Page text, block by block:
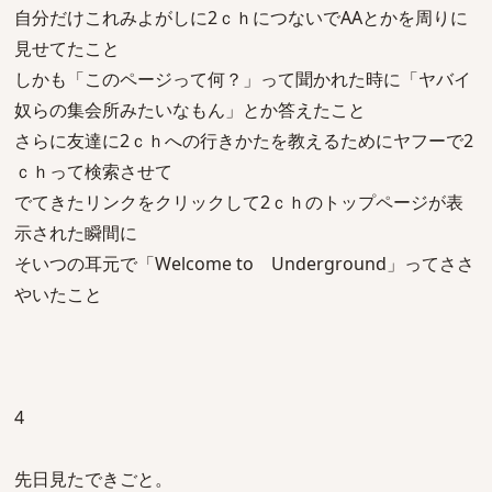
自分だけこれみよがしに2ｃｈにつないでAAとかを周りに
見せてたこと
しかも「このページって何？」って聞かれた時に「ヤバイ
奴らの集会所みたいなもん」とか答えたこと
さらに友達に2ｃｈへの行きかたを教えるためにヤフーで2
ｃｈって検索させて
でてきたリンクをクリックして2ｃｈのトップページが表
示された瞬間に
そいつの耳元で「Welcome to Underground」ってささ
やいたこと
4
先日見たできごと。